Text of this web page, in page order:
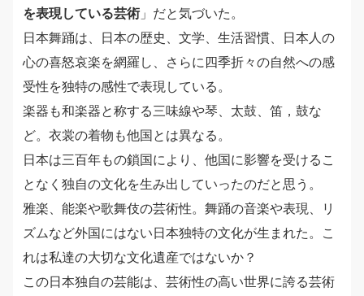
を表現している芸術 」だと気づいた。
日本舞踊は、日本の歴史、文学、生活習慣、日本人の
心の喜怒哀楽を網羅し、さらに四季折々の自然への感
受性を独特の感性で表現している。
楽器も和楽器と称する三味線や琴、太鼓、笛，鼓な
ど。衣裳の着物も他国とは異なる。
日本は三百年もの鎖国により、他国に影響を受けるこ
となく独自の文化を生み出していったのだと思う。
雅楽、能楽や歌舞伎の芸術性。舞踊の音楽や表現、リ
ズムなど外国にはない日本独特の文化が生まれた。こ
れは私達の大切な文化遺産ではないか？
この日本独自の芸能は、芸術性の高い世界に誇る芸術